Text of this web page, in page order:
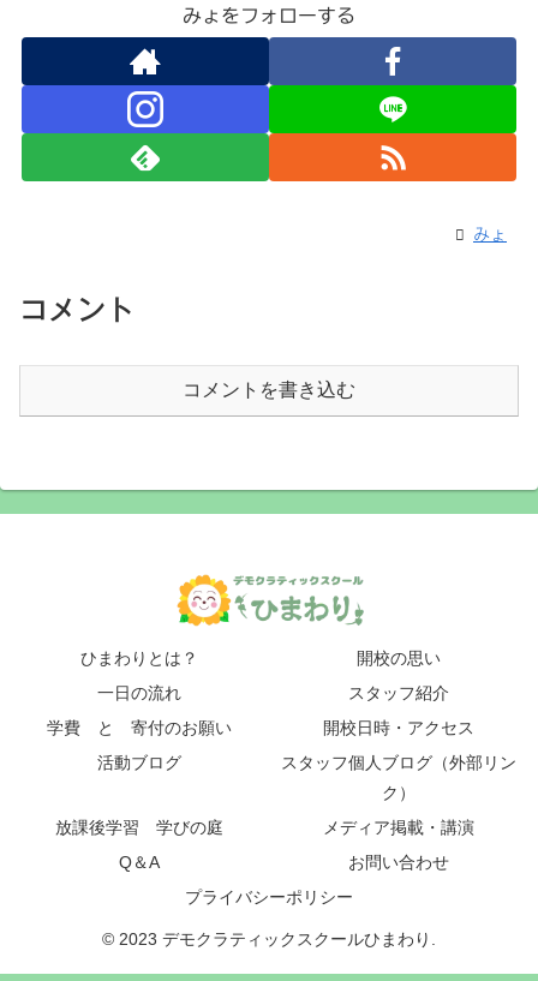
みょをフォローする
みょ
コメント
コメントを書き込む
ひまわりとは？
開校の思い
一日の流れ
スタッフ紹介
学費 と 寄付のお願い
開校日時・アクセス
活動ブログ
スタッフ個人ブログ（外部リン
ク）
放課後学習 学びの庭
メディア掲載・講演
Q＆A
お問い合わせ
プライバシーポリシー
© 2023 デモクラティックスクールひまわり.